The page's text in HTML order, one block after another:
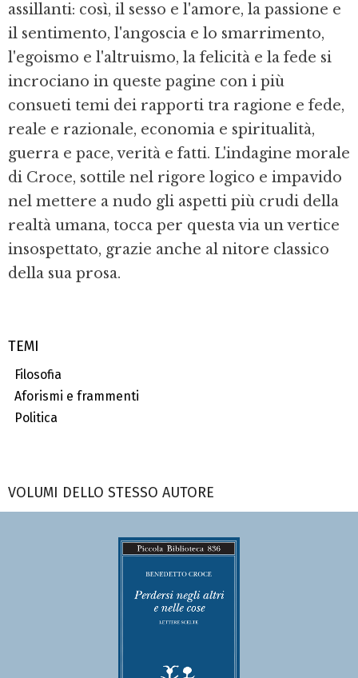
TEMI
Filosofia
Aforismi e frammenti
Politica
assillanti: così, il sesso e l'amore, la passione e
il sentimento, l'angoscia e lo smarrimento,
l'egoismo e l'altruismo, la felicità e la fede si
incrociano in queste pagine con i più
consueti temi dei rapporti tra ragione e fede,
reale e razionale, economia e spiritualità,
guerra e pace, verità e fatti. L'indagine morale
di Croce, sottile nel rigore logico e impavido
nel mettere a nudo gli aspetti più crudi della
realtà umana, tocca per questa via un vertice
insospettato, grazie anche al nitore classico
della sua prosa.
VOLUMI DELLO STESSO AUTORE